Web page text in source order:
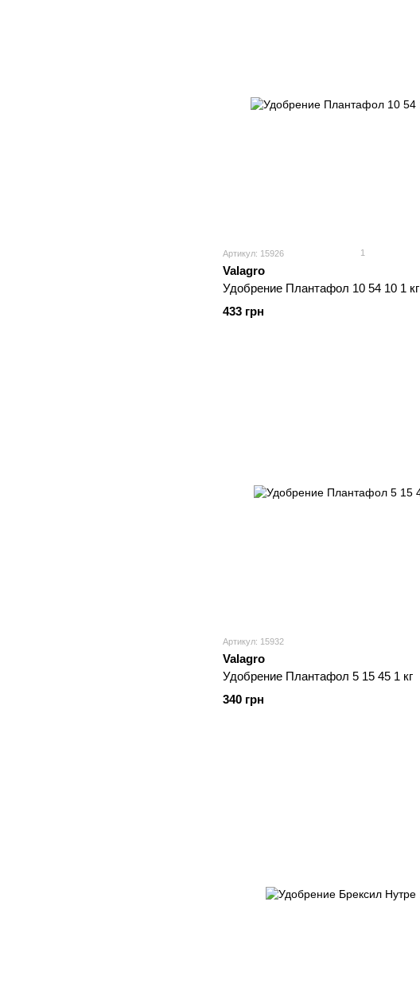
Артикул: 15926 1
Valagro
Удобрение Плантафол 10 54 10 1 кг
433 грн
Артикул: 15932
Valagro
Удобрение Плантафол 5 15 45 1 кг
340 грн